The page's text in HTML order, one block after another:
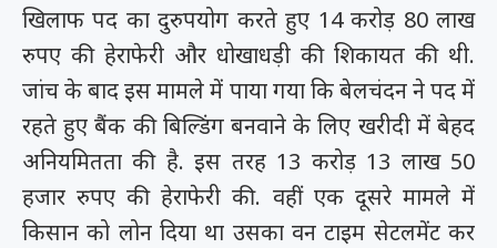
खिलाफ पद का दुरुपयोग करते हुए 14 करोड़ 80 लाख
रुपए की हेराफेरी और धोखाधड़ी की शिकायत की थी.
जांच के बाद इस मामले में पाया गया कि बेलचंदन ने पद में
रहते हुए बैंक की बिल्डिंग बनवाने के लिए खरीदी में बेहद
अनियमितता की है. इस तरह 13 करोड़ 13 लाख 50
हजार रुपए की हेराफेरी की. वहीं एक दूसरे मामले में
किसान को लोन दिया था उसका वन टाइम सेटलमेंट कर